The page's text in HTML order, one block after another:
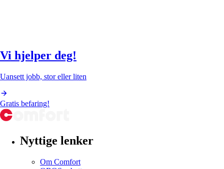
Vi hjelper deg!
Uansett jobb, stor eller liten
Gratis befaring!
Nyttige lenker
Om Comfort